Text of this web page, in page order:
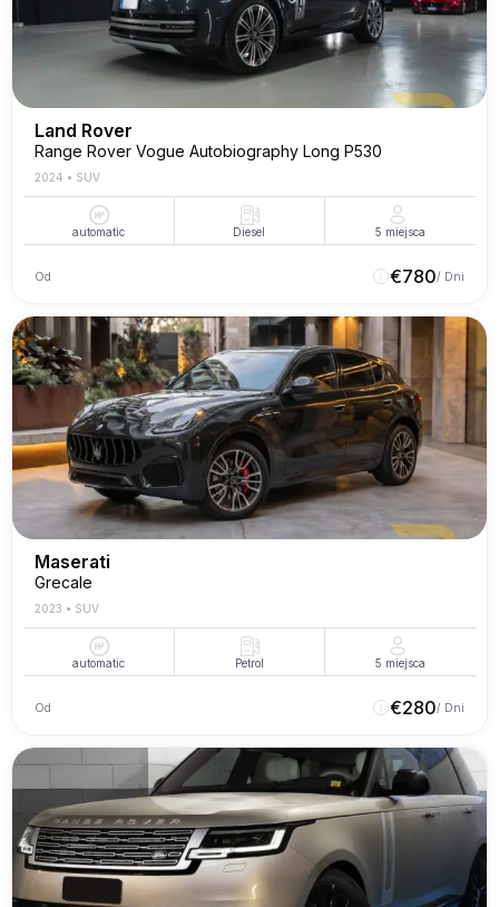
Land Rover
Range Rover Vogue Autobiography Long P530
2024 • SUV
automatic Diesel 5 miejsca
Od €780/ Dni
Maserati
Grecale
2023 • SUV
automatic Petrol 5 miejsca
Od €280/ Dni